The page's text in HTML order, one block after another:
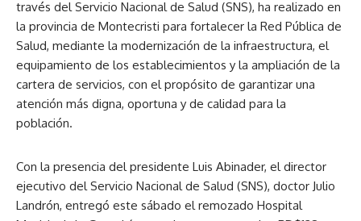
través del Servicio Nacional de Salud (SNS), ha realizado en
la provincia de Montecristi para fortalecer la Red Pública de
Salud, mediante la modernización de la infraestructura, el
equipamiento de los establecimientos y la ampliación de la
cartera de servicios, con el propósito de garantizar una
atención más digna, oportuna y de calidad para la
población.
Con la presencia del presidente Luis Abinader, el director
ejecutivo del Servicio Nacional de Salud (SNS), doctor Julio
Landrón, entregó este sábado el remozado Hospital